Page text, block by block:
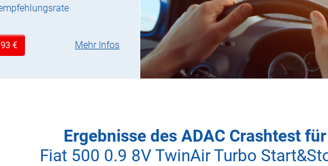
€ Mehr Infos
Ergebnisse des ADAC Crashtest für
Fiat 500 0.9 8V TwinAir Turbo